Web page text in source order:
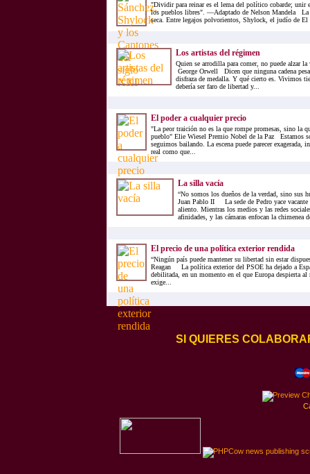
"Dividir para reinar es el lema del político cobarde; unir
los pueblos libres". —Adaptado de Nelson Mandela La
seca. Entre legajos polvorientos, Shylock, el judío de El
Los artistas del régimen
Quien se arrodilla para comer, no puede alzar la
George Orwell Dicen que ninguna cadena
disfraza de medalla. Y qué cierto es. Vivimos
debería ser faro de libertad y...
El poder a cualquier precio
"La peor traición no es la que rompe promesas, sino la
pueblo" Elie Wiesel Premio Nobel de la Paz Estamos
seguimos bailando. La escena puede parecer exagerada,
real como que...
La silla vacía
“No somos los dueños de la verdad, sino sus
Juan Pablo II La sede de Pedro yace
aliento. Mientras los medios y las redes
afinidades, y las cámaras enfocan la chimenea
El precio de una política exterior rendida
“Ningún país puede mantener su libertad sin estar
Reagan La política exterior del PSOE ha dejado a
debilitada, en un momento en el que Europa despierta al
exige...
SI QUIERES